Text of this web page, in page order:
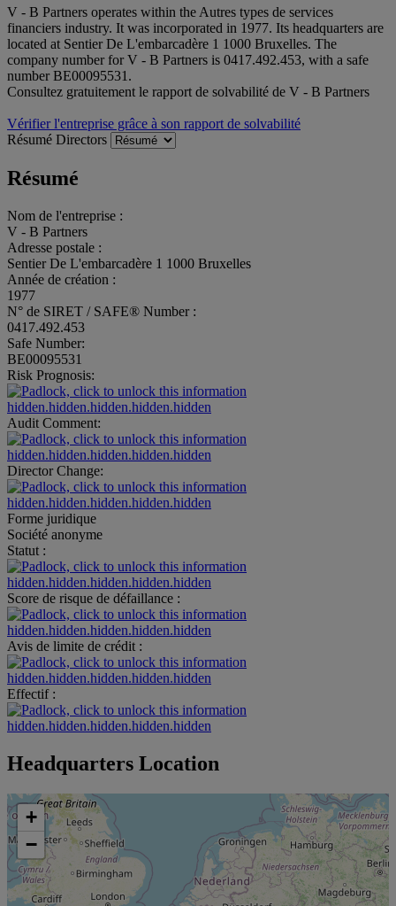
V - B Partners operates within the Autres types de services
financiers industry. It was incorporated in 1977. Its headquarters are
located at Sentier De L'embarcadère 1 1000 Bruxelles. The
company number for V - B Partners is 0417.492.453, with a safe
number BE00095531.
Consultez gratuitement le rapport de solvabilité de V - B Partners
Vérifier l'entreprise grâce à son rapport de solvabilité
Résumé Directors
Résumé
Nom de l'entreprise :
V - B Partners
Adresse postale :
Sentier De L'embarcadère 1 1000 Bruxelles
Année de création :
1977
N° de SIRET / SAFE® Number :
0417.492.453
Safe Number:
BE00095531
Risk Prognosis:
hidden.hidden.hidden.hidden.hidden
Audit Comment:
hidden.hidden.hidden.hidden.hidden
Director Change:
hidden.hidden.hidden.hidden.hidden
Forme juridique
Société anonyme
Statut :
hidden.hidden.hidden.hidden.hidden
Score de risque de défaillance :
hidden.hidden.hidden.hidden.hidden
Avis de limite de crédit :
hidden.hidden.hidden.hidden.hidden
Effectif :
hidden.hidden.hidden.hidden.hidden
Headquarters Location
+
−